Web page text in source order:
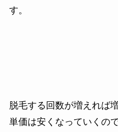
す。
脱毛する回数が増えれば
単価は安くなっていくの